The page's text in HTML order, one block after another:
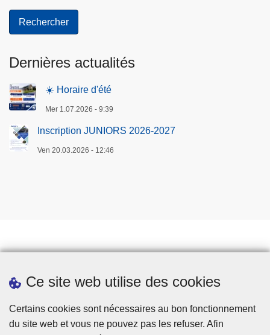
Ce site web utilise des cookies
Certains cookies sont nécessaires au bon fonctionnement
du site web et vous ne pouvez pas les refuser. Afin
Dernières actualités
☀️ Horaire d'été
Mer 1.07.2026 - 9:39
Inscription JUNIORS 2026-2027
Ven 20.03.2026 - 12:46
Téléchargements
Presse